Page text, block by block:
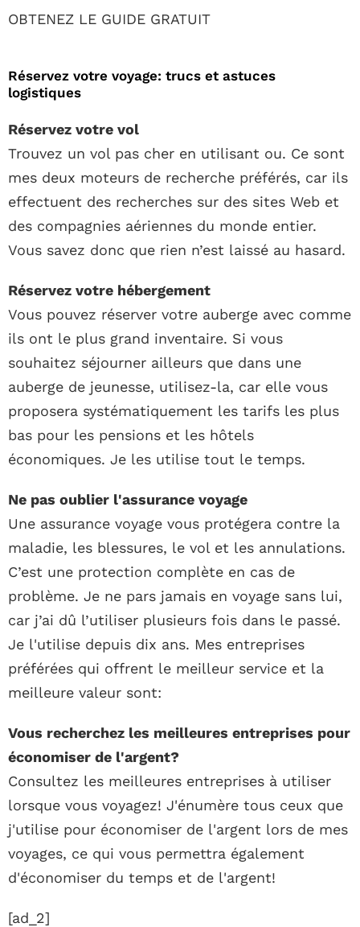
OBTENEZ LE GUIDE GRATUIT
Réservez votre voyage: trucs et astuces
logistiques
Réservez votre vol
Trouvez un vol pas cher en utilisant ou. Ce sont
mes deux moteurs de recherche préférés, car ils
effectuent des recherches sur des sites Web et
des compagnies aériennes du monde entier.
Vous savez donc que rien n’est laissé au hasard.
Réservez votre hébergement
Vous pouvez réserver votre auberge avec comme
ils ont le plus grand inventaire. Si vous
souhaitez séjourner ailleurs que dans une
auberge de jeunesse, utilisez-la, car elle vous
proposera systématiquement les tarifs les plus
bas pour les pensions et les hôtels
économiques. Je les utilise tout le temps.
Ne pas oublier l'assurance voyage
Une assurance voyage vous protégera contre la
maladie, les blessures, le vol et les annulations.
C’est une protection complète en cas de
problème. Je ne pars jamais en voyage sans lui,
car j’ai dû l’utiliser plusieurs fois dans le passé.
Je l'utilise depuis dix ans. Mes entreprises
préférées qui offrent le meilleur service et la
meilleure valeur sont:
Vous recherchez les meilleures entreprises pour
économiser de l'argent?
Consultez les meilleures entreprises à utiliser
lorsque vous voyagez! J'énumère tous ceux que
j'utilise pour économiser de l'argent lors de mes
voyages, ce qui vous permettra également
d'économiser du temps et de l'argent!
[ad_2]